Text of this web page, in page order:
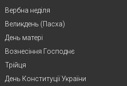
Вербна неділя
Великдень (Пасха)
День матері
Вознесіння Господнє
Трійця
День Конституції України